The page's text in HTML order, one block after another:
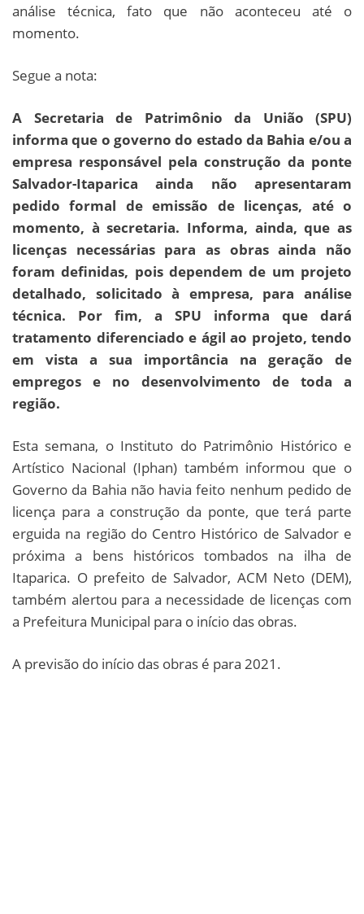
análise técnica, fato que não aconteceu até o
momento.
Segue a nota:
A Secretaria de Patrimônio da União (SPU)
informa que o governo do estado da Bahia e/ou a
empresa responsável pela construção da ponte
Salvador-Itaparica ainda não apresentaram
pedido formal de emissão de licenças, até o
momento, à secretaria. Informa, ainda, que as
licenças necessárias para as obras ainda não
foram definidas, pois dependem de um projeto
detalhado, solicitado à empresa, para análise
técnica. Por fim, a SPU informa que dará
tratamento diferenciado e ágil ao projeto, tendo
em vista a sua importância na geração de
empregos e no desenvolvimento de toda a
região.
Esta semana, o Instituto do Patrimônio Histórico e
Artístico Nacional (Iphan) também informou que o
Governo da Bahia não havia feito nenhum pedido de
licença para a construção da ponte, que terá parte
erguida na região do Centro Histórico de Salvador e
próxima a bens históricos tombados na ilha de
Itaparica. O prefeito de Salvador, ACM Neto (DEM),
também alertou para a necessidade de licenças com
a Prefeitura Municipal para o início das obras.
A previsão do início das obras é para 2021.